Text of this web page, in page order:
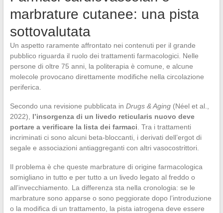
marbrature cutanee: una pista
sottovalutata
Un aspetto raramente affrontato nei contenuti per il grande
pubblico riguarda il ruolo dei trattamenti farmacologici. Nelle
persone di oltre 75 anni, la politerapia è comune, e alcune
molecole provocano direttamente modifiche nella circolazione
periferica.
Secondo una revisione pubblicata in Drugs & Aging(Néel et al.,
2022), l’insorgenza di un livedo reticularis nuovo deve
portare a verificare la lista dei farmaci . Tra i trattamenti
incriminati ci sono alcuni beta-bloccanti, i derivati dell’ergot di
segale e associazioni antiaggreganti con altri vasocostrittori.
Il problema è che queste marbrature di origine farmacologica
somigliano in tutto e per tutto a un livedo legato al freddo o
all’invecchiamento. La differenza sta nella cronologia: se le
marbrature sono apparse o sono peggiorate dopo l’introduzione
o la modifica di un trattamento, la pista iatrogena deve essere